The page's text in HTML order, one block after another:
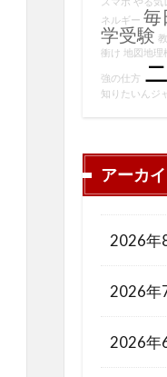
ネルギー 毎
学受験
衝け 地図地理
強の仕方
知りたいんジ
アーカ
2026年
2026年
2026年